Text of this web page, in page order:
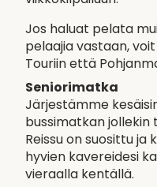
Jos haluat pelata
pelaajia vastaan,
Touriin että
Seniorimatka
Järjestämme
bussimatkan jollekin
Reissu on suosittu
hyvien kavereidesi
vieraalla kentällä.